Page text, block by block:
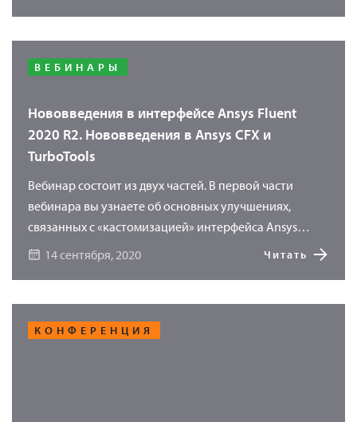
встроенных инструментов ANSYS Blade Editor.
CAD-модели ANSYS DesignModeler14.
Меридиональные обводы будут сформированы в
виде эскизов. Для работы Вы можете использовать
ВЕБИНАРЫ
Нововведения в интерфейсе Ansys Fluent
2020 R2. Нововведения в Ansys CFX и
TurboTools
Вебинар состоит из двух частей. В первой части
вебинара вы узнаете об основных улучшениях,
связанных с «кастомизацией» интерфейса Ansys
Fluent, работой с выражениями и пр. Вторая часть
14 сентября, 2020 Читать
КОНФЕРЕНЦИЯ